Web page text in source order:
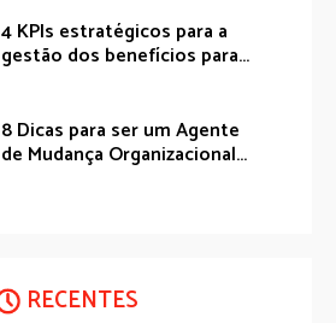
4 KPIs estratégicos para a
gestão dos benefícios para...
8 Dicas para ser um Agente
de Mudança Organizacional...
RECENTES